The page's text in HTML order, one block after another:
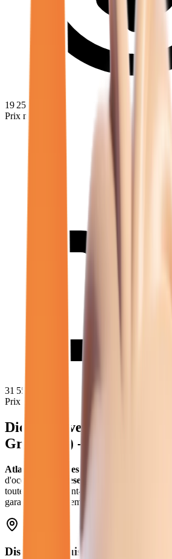
19 250
Prix minimum
31 559
Prix moyen
Diesel neuves et d'occasion
Grand
) - Atlas
Atlas Automobiles
d'occasion
diesel
toute la
Seine-Saint-Denis
garantie et financement disponible.
Distance depuis